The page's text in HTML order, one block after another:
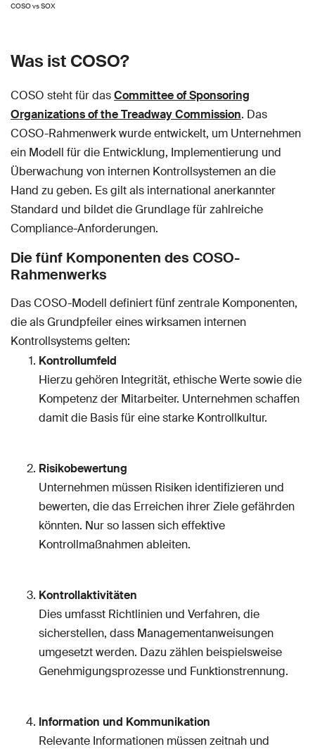
COSO vs SOX
Was ist COSO?
COSO steht für dasCommittee of Sponsoring
Organizations of the Treadway Commission. Das
COSO-Rahmenwerk wurde entwickelt, um Unternehmen
ein Modell für die Entwicklung, Implementierung und
Überwachung von internen Kontrollsystemen an die
Hand zu geben. Es gilt als international anerkannter
Standard und bildet die Grundlage für zahlreiche
Compliance-Anforderungen.
Die fünf Komponenten des COSO-
Rahmenwerks
Das COSO-Modell definiert fünf zentrale Komponenten,
die als Grundpfeiler eines wirksamen internen
Kontrollsystems gelten:
Kontrollumfeld
Hierzu gehören Integrität, ethische Werte sowie die
Kompetenz der Mitarbeiter. Unternehmen schaffen
damit die Basis für eine starke Kontrollkultur.
Risikobewertung
Unternehmen müssen Risiken identifizieren und
bewerten, die das Erreichen ihrer Ziele gefährden
könnten. Nur so lassen sich effektive
Kontrollmaßnahmen ableiten.
Kontrollaktivitäten
Dies umfasst Richtlinien und Verfahren, die
sicherstellen, dass Managementanweisungen
umgesetzt werden. Dazu zählen beispielsweise
Genehmigungsprozesse und Funktionstrennung.
Information und Kommunikation
Relevante Informationen müssen zeitnah und